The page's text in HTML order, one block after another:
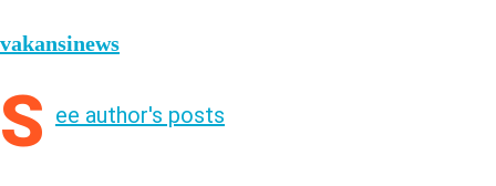
vakansinews
S ee author's posts